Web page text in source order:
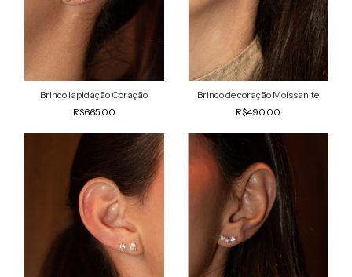
Brinco lapidação Coração
R$665,00
Brinco de coração Moissanite
R$490,00